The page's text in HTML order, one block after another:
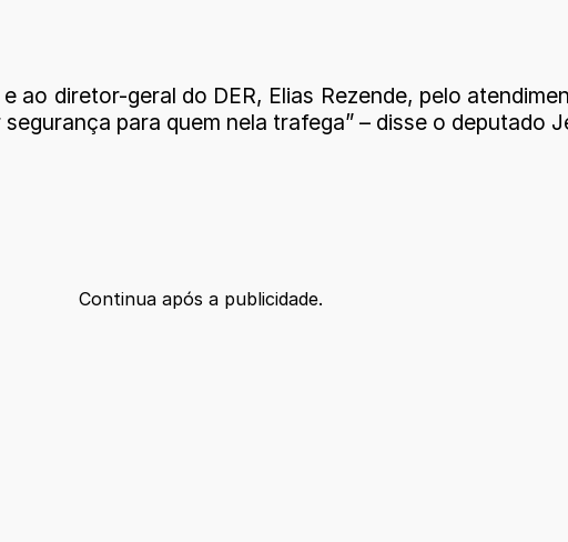
ao diretor-geral do DER, Elias Rezende, pelo
para quem nela trafega” – disse o deputado
Continua após a publicidade.